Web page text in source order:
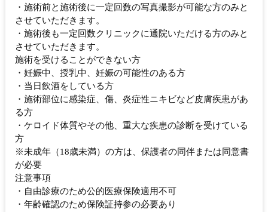
・施術前と施術後に一定回数の写真撮影が可能な方のみと
させていただきます。
・施術後も一定回数クリニックに通院いただける方のみと
させていただきます。
施術を受けることができない方
・妊娠中、授乳中、妊娠の可能性のある方
・当日飲酒をしている方
・施術部位に感染症、傷、炎症性ニキビなど皮膚疾患があ
る方
・ケロイド体質やその他、重大な疾患の診断を受けている
方
※未成年（18歳未満）の方は、保護者の同伴または同意書
が必要
注意事項
・自由診療のため公的医療保険適用不可
・年齢確認のため保険証持参の必要あり